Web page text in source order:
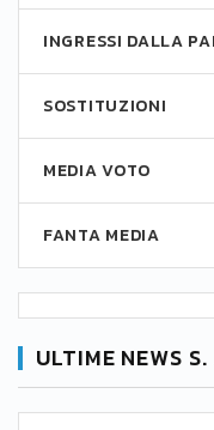
INGRESSI DALLA
SOSTITUZIONI
MEDIA VOTO
FANTA MEDIA
ULTIME NEWS